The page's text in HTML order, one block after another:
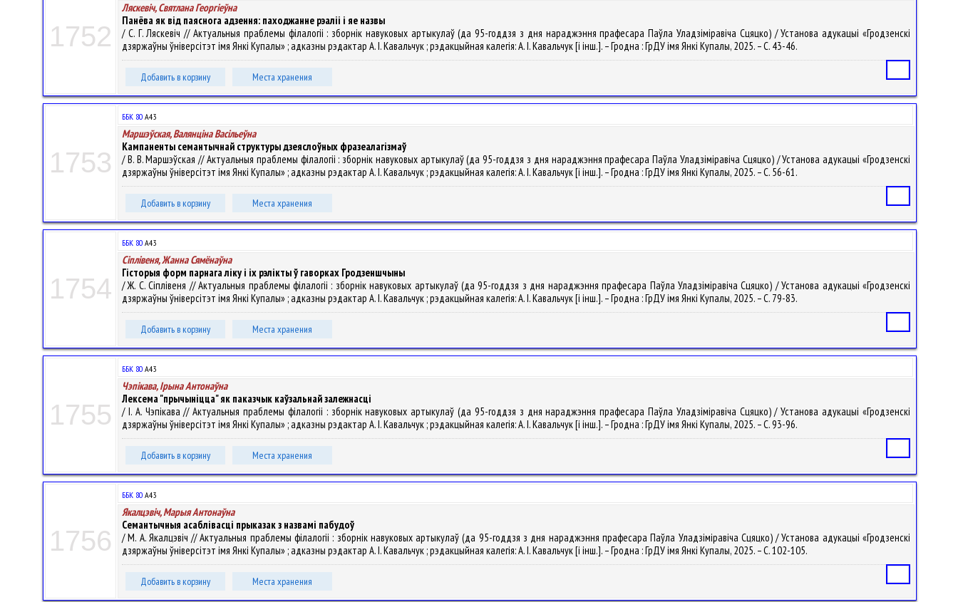
1752
Ляскевіч, Святлана Георгіеўна
Панёва як від паяснога адзення: паходжанне рэаліі і яе назвы
/ С. Г. Ляскевіч // Актуальныя праблемы філалогіі : зборнік навуковых артыкулаў (да 95-годдзя з дня нараджэння прафесара Паўла Уладзіміравіча Сцяцко) / Установа адукацыі «Гродзенскі
дзяржаўны ўніверсітэт імя Янкі Купалы» ; адказны рэдактар А. І. Кавальчук ; рэдакцыйная калегія: А. І. Кавальчук [і інш.]. – Гродна : ГрДУ імя Янкі Купалы, 2025. – С. 43-46.
Добавить в корзину Места хранения
1753
ББК 80 А43
Маршэўская, Валянцiна Васiльеўна
Кампаненты семантычнай структуры дзеяслоўных фразеалагізмаў
/ В. В. Маршэўская // Актуальныя праблемы філалогіі : зборнік навуковых артыкулаў (да 95-годдзя з дня нараджэння прафесара Паўла Уладзіміравіча Сцяцко) / Установа адукацыі «Гродзенскі
дзяржаўны ўніверсітэт імя Янкі Купалы» ; адказны рэдактар А. І. Кавальчук ; рэдакцыйная калегія: А. І. Кавальчук [і інш.]. – Гродна : ГрДУ імя Янкі Купалы, 2025. – С. 56-61.
Добавить в корзину Места хранения
1754
ББК 80 А43
Сіплівеня, Жанна Сямёнаўна
Гісторыя форм парнага ліку і іх рэлікты ў гаворках Гродзеншчыны
/ Ж. С. Сіплівеня // Актуальныя праблемы філалогіі : зборнік навуковых артыкулаў (да 95-годдзя з дня нараджэння прафесара Паўла Уладзіміравіча Сцяцко) / Установа адукацыі «Гродзенскі
дзяржаўны ўніверсітэт імя Янкі Купалы» ; адказны рэдактар А. І. Кавальчук ; рэдакцыйная калегія: А. І. Кавальчук [і інш.]. – Гродна : ГрДУ імя Янкі Купалы, 2025. – С. 79-83.
Добавить в корзину Места хранения
1755
ББК 80 А43
Чэпікава, Ірына Антонаўна
Лексема "прычыніцца" як паказчык каўзальнай залежнасці
/ І. А. Чэпікава // Актуальныя праблемы філалогіі : зборнік навуковых артыкулаў (да 95-годдзя з дня нараджэння прафесара Паўла Уладзіміравіча Сцяцко) / Установа адукацыі «Гродзенскі
дзяржаўны ўніверсітэт імя Янкі Купалы» ; адказны рэдактар А. І. Кавальчук ; рэдакцыйная калегія: А. І. Кавальчук [і інш.]. – Гродна : ГрДУ імя Янкі Купалы, 2025. – С. 93-96.
Добавить в корзину Места хранения
1756
ББК 80 А43
Якалцэвіч, Марыя Антонаўна
Семантычныя асаблівасці прыказак з назвамі пабудоў
/ М. А. Якалцэвіч // Актуальныя праблемы філалогіі : зборнік навуковых артыкулаў (да 95-годдзя з дня нараджэння прафесара Паўла Уладзіміравіча Сцяцко) / Установа адукацыі «Гродзенскі
дзяржаўны ўніверсітэт імя Янкі Купалы» ; адказны рэдактар А. І. Кавальчук ; рэдакцыйная калегія: А. І. Кавальчук [і інш.]. – Гродна : ГрДУ імя Янкі Купалы, 2025. – С. 102-105.
Добавить в корзину Места хранения